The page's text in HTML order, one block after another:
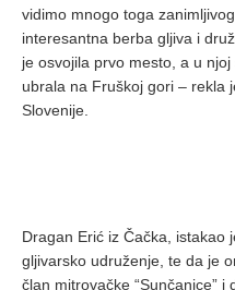
vidimo mnogo toga
interesantna berba gljiva i
je osvojila prvo mesto, a u
ubrala na Fruškoj gori – rekla
Slovenije.
Dragan Erić iz Čačka, istakao
gljivarsko udruženje, te da je
član mitrovačke “Sunčanice” i